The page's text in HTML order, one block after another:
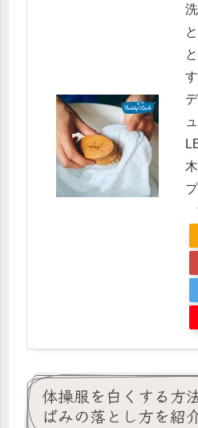
体操服を白くする方
ばみの落とし方を紹